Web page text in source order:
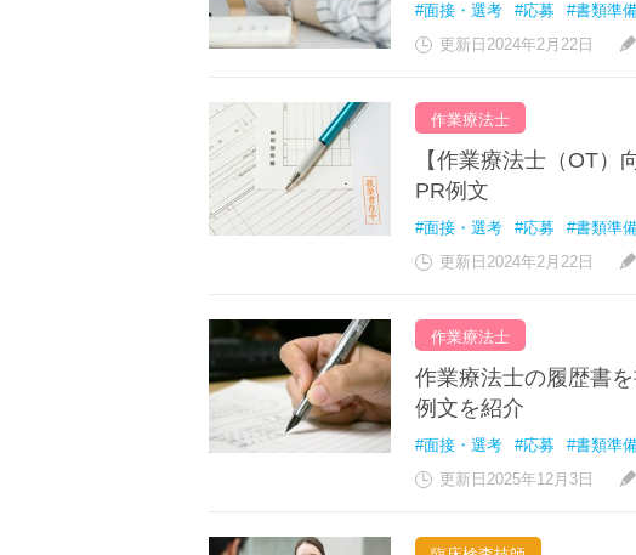
#面接・選考 #応募
#書類準
更新日2024年2月22日
作業療法士
【作業療法士（OT
PR例文
#面接・選考 #応募
#書類準
更新日2024年2月22日
作業療法士
作業療法士の履歴書
例文を紹介
#面接・選考 #応募
#書類準
更新日2025年12月3日